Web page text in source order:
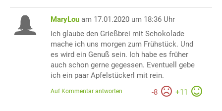
MaryLou am 17.01.2020 um 18:36 Uhr
Ich glaube den Grießbrei mit Schokolade
mache ich uns morgen zum Frühstück. Und
es wird ein Genuß sein. Ich habe es früher
auch schon gerne gegessen. Eventuell gebe
ich ein paar Apfelstückerl mit rein.
-8 +11
Auf Kommentar antworten